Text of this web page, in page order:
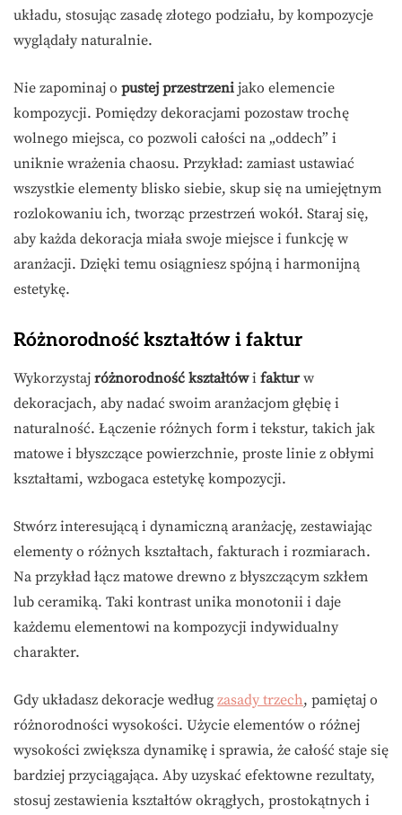
układu, stosując zasadę złotego podziału, by kompozycje
wyglądały naturalnie.
Nie zapominaj o pustej przestrzeni jako elemencie
kompozycji. Pomiędzy dekoracjami pozostaw trochę
wolnego miejsca, co pozwoli całości na „oddech” i
uniknie wrażenia chaosu. Przykład: zamiast ustawiać
wszystkie elementy blisko siebie, skup się na umiejętnym
rozlokowaniu ich, tworząc przestrzeń wokół. Staraj się,
aby każda dekoracja miała swoje miejsce i funkcję w
aranżacji. Dzięki temu osiągniesz spójną i harmonijną
estetykę.
Różnorodność kształtów i faktur
Wykorzystaj różnorodność kształtówi fakturw
dekoracjach, aby nadać swoim aranżacjom głębię i
naturalność. Łączenie różnych form i tekstur, takich jak
matowe i błyszczące powierzchnie, proste linie z obłymi
kształtami, wzbogaca estetykę kompozycji.
Stwórz interesującą i dynamiczną aranżację, zestawiając
elementy o różnych kształtach, fakturach i rozmiarach.
Na przykład łącz matowe drewno z błyszczącym szkłem
lub ceramiką. Taki kontrast unika monotonii i daje
każdemu elementowi na kompozycji indywidualny
charakter.
Gdy układasz dekoracje według zasady trzech, pamiętaj o
różnorodności wysokości. Użycie elementów o różnej
wysokości zwiększa dynamikę i sprawia, że całość staje się
bardziej przyciągająca. Aby uzyskać efektowne rezultaty,
stosuj zestawienia kształtów okrągłych, prostokątnych i